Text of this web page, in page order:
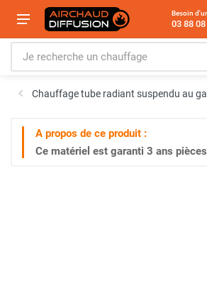
Besoin
03 88
Chauffage tube radiant suspendu au
A propos de ce produit :
Ce matériel est garanti 3 ans